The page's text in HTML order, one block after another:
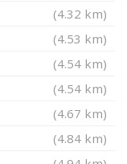
(4.32 km)
(4.53 km)
(4.54 km)
(4.54 km)
(4.67 km)
(4.84 km)